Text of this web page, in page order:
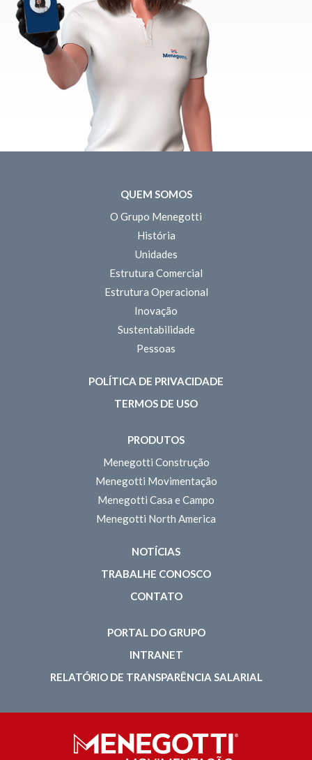
QUEM SOMOS
O Grupo Menegotti
História
Unidades
Estrutura Comercial
Estrutura Operacional
Inovação
Sustentabilidade
Pessoas
POLÍTICA DE PRIVACIDADE
TERMOS DE USO
PRODUTOS
Menegotti Construção
Menegotti Movimentação
Menegotti Casa e Campo
Menegotti North America
NOTÍCIAS
TRABALHE CONOSCO
CONTATO
PORTAL DO GRUPO
INTRANET
RELATÓRIO DE TRANSPARÊNCIA SALARIAL